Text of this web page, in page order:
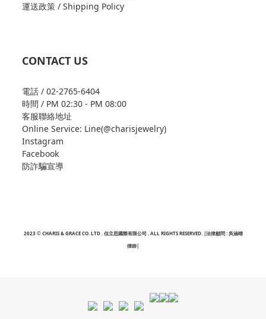
運送政策 / Shipping Policy
CONTACT US
電話 / 02-2765-6404
時間 / PM 02:30 - PM 08:00
客服聯絡地址
Online Service: Line(@charisjewelry)
Instagram
Facebook
防詐騙宣導
2023 © CHARIS & GRACE CO. LTD . 佳立思國際有限公司 . ALL RIGHTS RESERVED. |法律顧問 : 吳涵晴
律師|